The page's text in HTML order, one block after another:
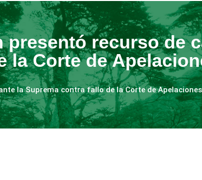
recurso de
la Corte de
la Suprema contra fallo de la Corte de Apelaciones